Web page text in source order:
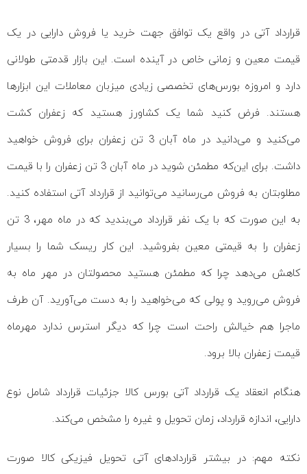
قرارداد آتی در واقع یک توافق جهت خرید یا فروش دارایی در یک
قیمت معین و زمانی خاص در آینده است. این بازار قدمتی طولانی
دارد و امروزه بورس‌های تخصصی زیادی میزبان معاملات این ابزارها
هستند. فرض کنید شما یک کشاورز هستید که زعفران کشت
می‌کنید و می‌دانید در ماه آبان 3 تن زعفران برای فروش خواهید
داشت. برای این‌که مطمئن شوید در ماه آبان 3 تن زعفران را با قیمت
مطلوبتان به فروش می‌رسانید می‌توانید از قرارداد آتی استفاده کنید.
به این صورت که با یک نفر قرارداد می‌بندید که در ماه مهر، 3 تن
زعفران را به قیمتی معین بفروشید. این کار ریسک شما را بسیار
کاهش می‌دهد چرا که مطمئن هستید محصولتان در مهر ماه به
فروش می‌روید و پولی که می‌خواهید را به دست می‌آورید. آن طرف
ماجرا هم خیالش راحت است چرا که دیگر استرس ندارد مهرماه
قیمت زعفران بالا برود.
هنگام انعقاد یک قرارداد آتی بورس کالا جزئیات قرارداد شامل نوع
دارایی، اندازه قرارداد، زمان تحویل و غیره را مشخص می‌کند.
نکته مهم: در بیشتر قراردادهای آتی تحویل فیزیکی کالا صورت